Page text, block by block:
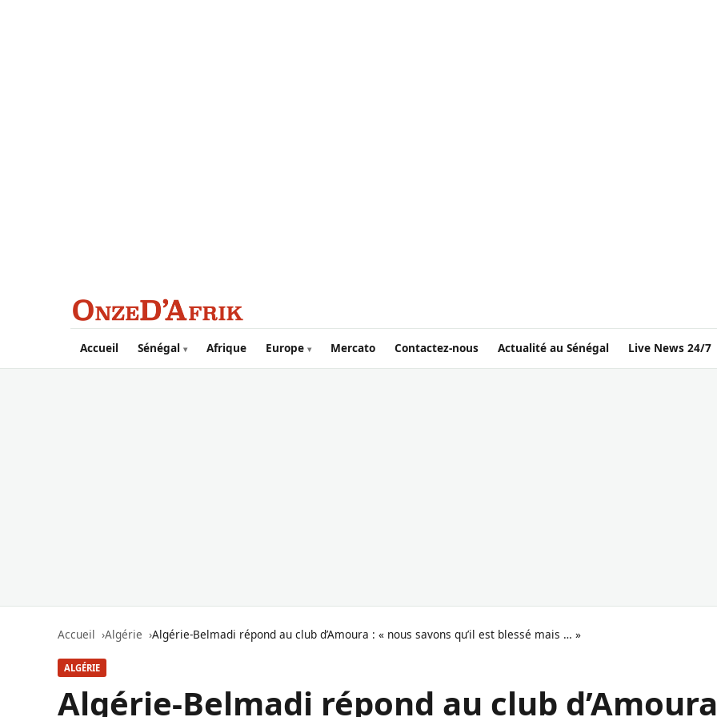
Aller au contenu principal
Accueil Sénégal Afrique Europe Mercato Contactez-nous Actualité au Sénégal Live News 24/7
Accueil Algérie Algérie-Belmadi répond au club d’Amoura : « nous savons qu’il est blessé mais … »
ALGÉRIE
Algérie-Belmadi répond au club